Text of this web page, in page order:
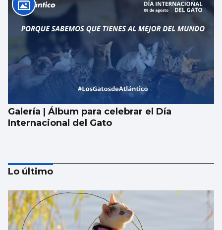
Galería | Álbum para celebrar el Día
Internacional del Gato
Lo último